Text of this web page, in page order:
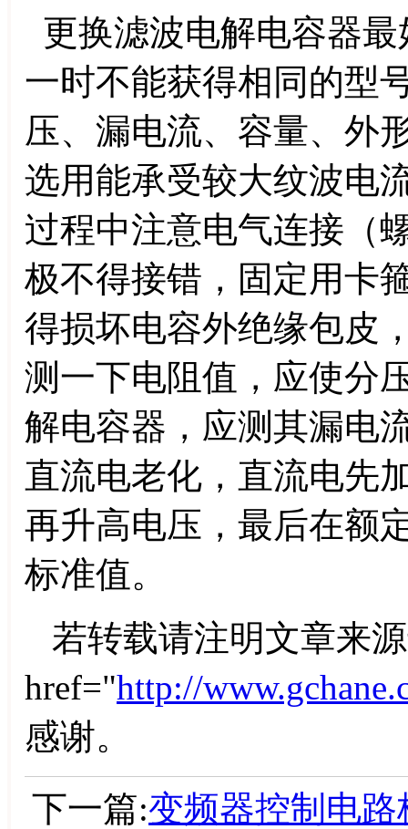
更换滤波电解电容器
一时不能获得相同的型
压、漏电流、容量、外
选用能承受较大纹波电
过程中注意电气连接（
极不得接错，固定用卡
得损坏电容外绝缘包皮
测一下电阻值，应使分
解电容器，应测其漏电
直流电老化，直流电先
再升高电压，最后在额
标准值。
若转载请注明文章来
href="http://
感谢。
下一篇:变频器控制电